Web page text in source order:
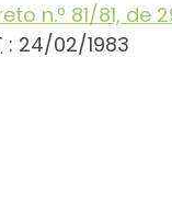
n.º 81/81, de
: 24/02/1983